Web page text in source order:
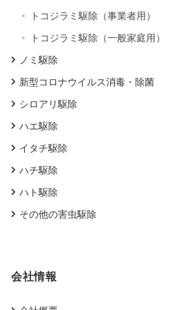
トコジラミ駆除（事業者用）
トコジラミ駆除（一般家庭用）
ノミ駆除
新型コロナウイルス消毒・除菌
シロアリ駆除
ハエ駆除
イタチ駆除
ハチ駆除
ハト駆除
その他の害虫駆除
会社情報